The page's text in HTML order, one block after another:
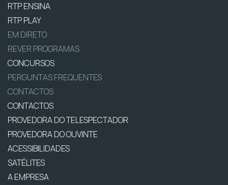
RTP ENSINA
RTP PLAY
EM DIRETO
REVER PROGRAMAS
CONCURSOS
PERGUNTAS FREQUENTES
CONTACTOS
CONTACTOS
PROVEDORA DO TELESPECTADOR
PROVEDORA DO OUVINTE
ACESSIBILIDADES
SATÉLITES
A EMPRESA